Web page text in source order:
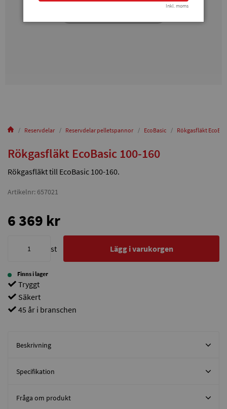
Reservdelar Reservdelar pelletspannor EcoBasic Rökgasfläkt
Rökgasfläkt EcoBasic 100-160
Rökgasfläkt till EcoBasic 100-160.
Artikelnr: 657021
6 369 kr
st Lägg i varukorgen
Finns i lager
Tryggt
Säkert
45 år i branschen
Beskrivning
Specifikation
Fråga om produkt
Inkl. moms